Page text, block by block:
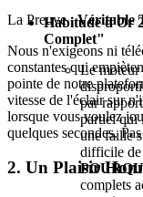
Habitude d'Or
Complet"
Le moteur
par
partiel qui
une faille
difficile de
complets
La Preuve :Véritable
Nous n'exigeons ni
constantes qui
pointe de notre
vitesse de l'éclair sur
lorsque vous voulez
quelques secondes.
2. Un Plaisir